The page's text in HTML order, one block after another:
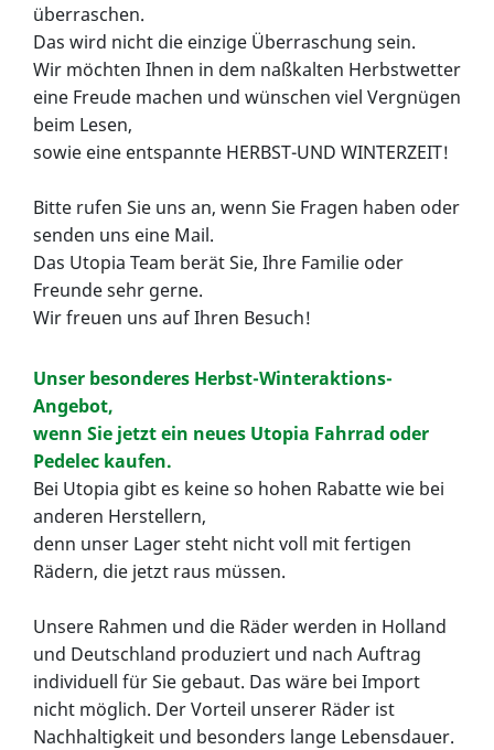
überraschen.
Das wird nicht die einzige Überraschung sein.
Wir möchten Ihnen in dem naßkalten Herbstwetter
eine Freude machen und wünschen viel Vergnügen
beim Lesen,
sowie eine entspannte HERBST-UND WINTERZEIT!
Bitte rufen Sie uns an, wenn Sie Fragen haben oder
senden uns eine Mail.
Das Utopia Team berät Sie, Ihre Familie oder
Freunde sehr gerne.
Wir freuen uns auf Ihren Besuch!
Unser besonderes Herbst-Winteraktions-
Angebot,
wenn Sie jetzt ein neues Utopia Fahrrad oder
Pedelec kaufen.
Bei Utopia gibt es keine so hohen Rabatte wie bei
anderen Herstellern,
denn unser Lager steht nicht voll mit fertigen
Rädern, die jetzt raus müssen.
Unsere Rahmen und die Räder werden in Holland
und Deutschland produziert und nach Auftrag
individuell für Sie gebaut. Das wäre bei Import
nicht möglich. Der Vorteil unserer Räder ist
Nachhaltigkeit und besonders lange Lebensdauer.